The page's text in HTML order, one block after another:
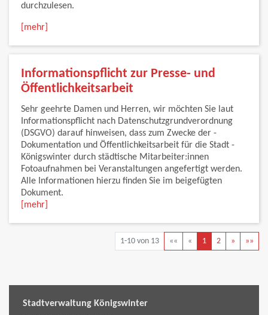
durchzulesen.
[mehr]
Informationspflicht zur Presse- und
Öffentlichkeitsarbeit
Sehr geehrte Damen und Herren, wir möchten Sie laut
Informationspflicht nach Datenschutzgrundverordnung
(DSGVO) darauf hinweisen, dass zum ­Zwecke der ­
Dokumentation und ­Öffentlichkeitsarbeit für die Stadt ­
Königswinter durch städtische ­Mitarbeiter:innen
Fotoaufnahmen bei Veranstaltungen ­angefertigt werden.
Alle Informationen hierzu finden Sie im beigefügten
Dokument.
[mehr]
1-10 von 13 «« « 1 2 » »»
Stadtverwaltung Königswinter